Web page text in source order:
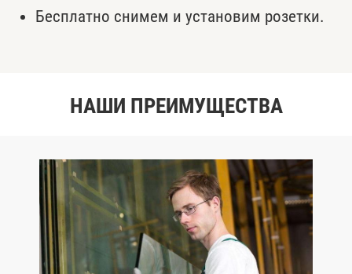
Бесплатно снимем и установим розетки.
НАШИ ПРЕИМУЩЕСТВА